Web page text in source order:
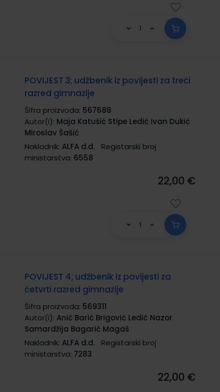
POVIJEST 3; udžbenik iz povijesti za treći
razred gimnazije
Šifra proizvoda: 567688
Autor(i): Maja Katušić Stipe Ledić Ivan Dukić
Miroslav Šašić
Nakladnik: ALFA d.d.
Registarski broj
ministarstva: 6558
22,00 €
POVIJEST 4; udžbenik iz povijesti za
četvrti razred gimnazije
Šifra proizvoda: 569311
Autor(i): Anić Barić Brigović Ledić Nazor
Samardžija Bagarić Magaš
Nakladnik: ALFA d.d.
Registarski broj
ministarstva: 7283
22,00 €